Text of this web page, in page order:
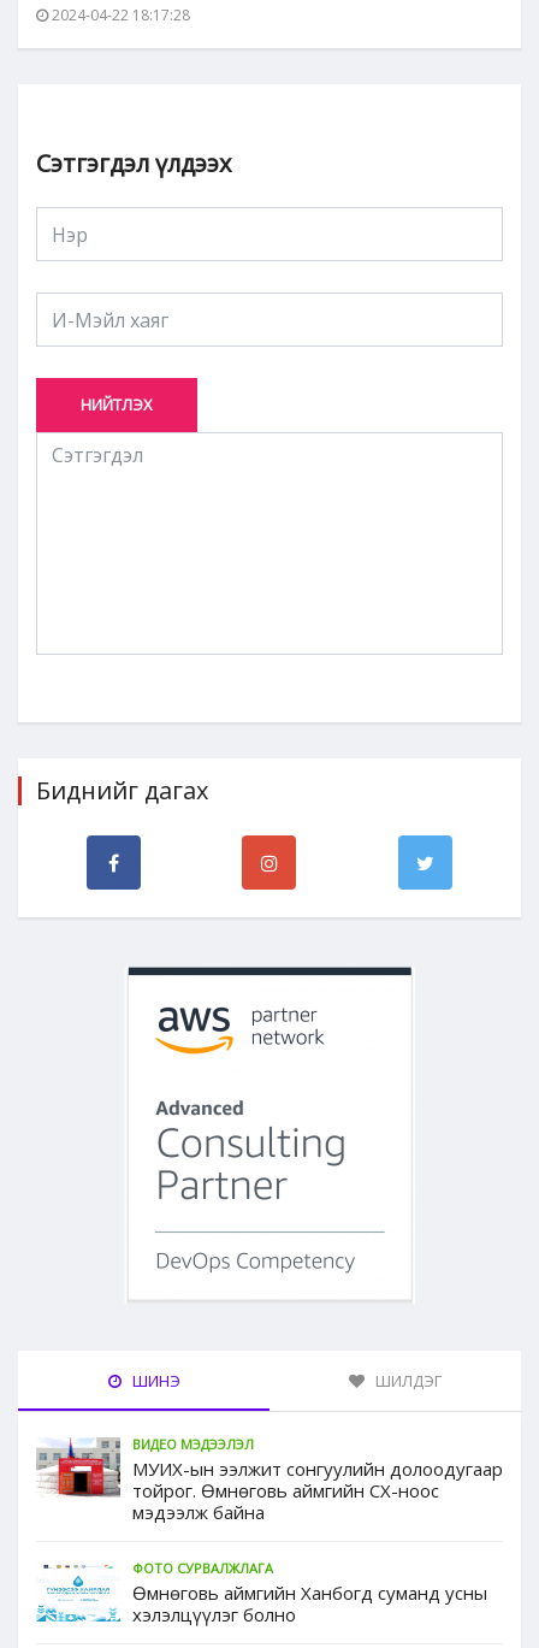
2024-04-22 18:17:28
Сэтгэгдэл үлдээх
НИЙТЛЭХ
Биднийг дагах
ШИНЭ ШИЛДЭГ
ВИДЕО МЭДЭЭЛЭЛ
МУИХ-ын ээлжит сонгуулийн долоодугаар
тойрог. Өмнөговь аймгийн СХ-ноос
мэдээлж байна
ФОТО СУРВАЛЖЛАГА
Өмнөговь аймгийн Ханбогд суманд усны
хэлэлцүүлэг болно